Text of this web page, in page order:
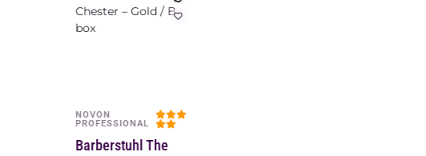
Vorschau
NOVON
PROFESSIONAL
Barberstuhl The